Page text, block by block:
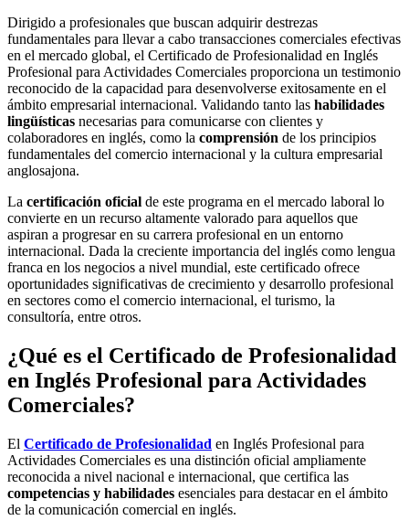
Dirigido a profesionales que buscan adquirir destrezas
fundamentales para llevar a cabo transacciones comerciales efectivas
en el mercado global, el Certificado de Profesionalidad en Inglés
Profesional para Actividades Comerciales proporciona un testimonio
reconocido de la capacidad para desenvolverse exitosamente en el
ámbito empresarial internacional. Validando tanto las habilidades
lingüísticas necesarias para comunicarse con clientes y
colaboradores en inglés, como la comprensión de los principios
fundamentales del comercio internacional y la cultura empresarial
anglosajona.
La certificación oficial de este programa en el mercado laboral lo
convierte en un recurso altamente valorado para aquellos que
aspiran a progresar en su carrera profesional en un entorno
internacional. Dada la creciente importancia del inglés como lengua
franca en los negocios a nivel mundial, este certificado ofrece
oportunidades significativas de crecimiento y desarrollo profesional
en sectores como el comercio internacional, el turismo, la
consultoría, entre otros.
¿Qué es el Certificado de Profesionalidad
en Inglés Profesional para Actividades
Comerciales?
El Certificado de Profesionalidad en Inglés Profesional para
Actividades Comerciales es una distinción oficial ampliamente
reconocida a nivel nacional e internacional, que certifica las
competencias y habilidades esenciales para destacar en el ámbito
de la comunicación comercial en inglés.